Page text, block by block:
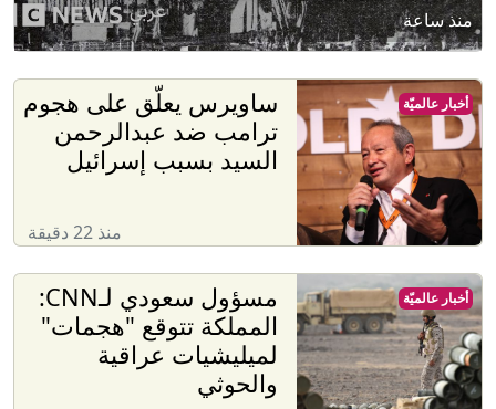
منذ ساعة
ساويرس يعلّق على هجوم
ترامب ضد عبدالرحمن
السيد بسبب إسرائيل
منذ 22 دقيقة
أخبار عالميّة
مسؤول سعودي لـCNN:
المملكة تتوقع "هجمات"
لميليشيات عراقية
والحوثي
أخبار عالميّة